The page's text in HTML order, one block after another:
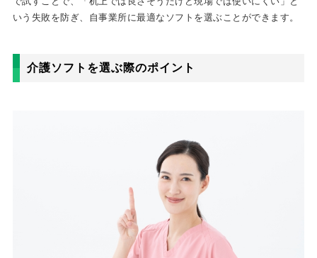
いう失敗を防ぎ、自事業所に最適なソフトを選ぶことができます。
介護ソフトを選ぶ際のポイント